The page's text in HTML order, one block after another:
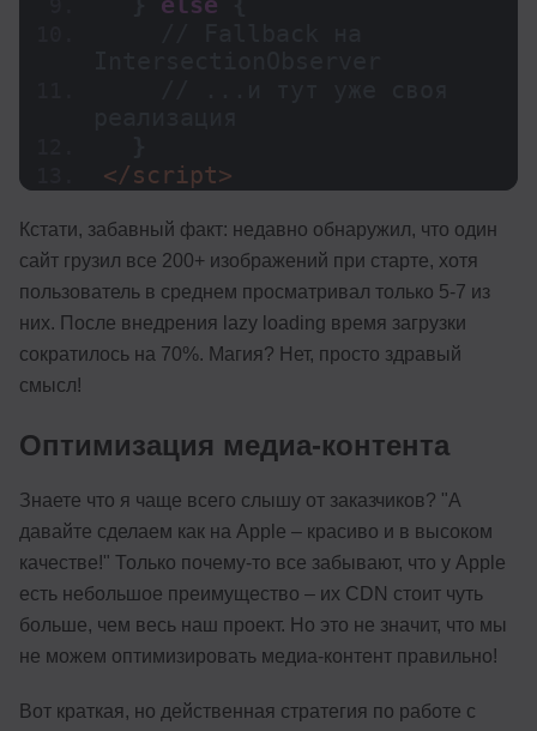
</script>
Кстати, забавный факт: недавно обнаружил, что один
сайт грузил все 200+ изображений при старте, хотя
пользователь в среднем просматривал только 5-7 из
них. После внедрения lazy loading время загрузки
сократилось на 70%. Магия? Нет, просто здравый
смысл!
Оптимизация медиа-контента
Знаете что я чаще всего слышу от заказчиков? "А
давайте сделаем как на Apple – красиво и в высоком
качестве!" Только почему-то все забывают, что у Apple
есть небольшое преимущество – их CDN стоит чуть
больше, чем весь наш проект. Но это не значит, что мы
не можем оптимизировать медиа-контент правильно!
Вот краткая, но действенная стратегия по работе с